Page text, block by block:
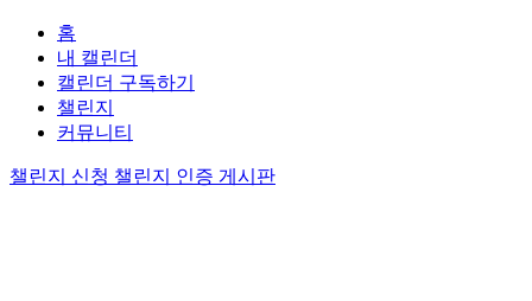
홈
내 캘린더
캘린더 구독하기
챌린지
커뮤니티
챌린지 신청 챌린지 인증 게시판